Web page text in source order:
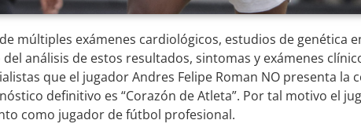
múltiples exámenes cardiológicos, estudios de genética
análisis de estos resultados, sintomas y exámenes
que el jugador Andres Felipe Roman NO presenta la
definitivo es “Corazón de Atleta”. Por tal motivo el
como jugador de fútbol profesional.